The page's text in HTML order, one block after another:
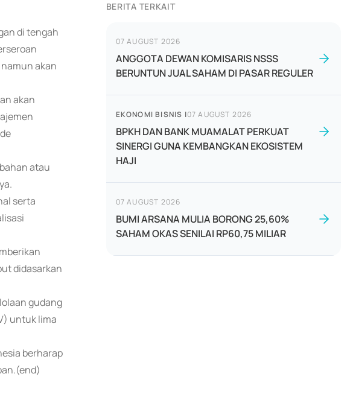
di tengah
akan
akan
atau
serta
didasarkan
gudang
untuk lima
berharap
BERITA TERKAIT
07 AUGUST 2026
ANGGOTA DEWAN KOMISARIS NSSS
BERUNTUN JUAL SAHAM DI PASAR REGULER
EKONOMI BISNIS |07 AUGUST 2026
BPKH DAN BANK MUAMALAT PERKUAT
SINERGI GUNA KEMBANGKAN EKOSISTEM
HAJI
07 AUGUST 2026
BUMI ARSANA MULIA BORONG 25,60%
SAHAM OKAS SENILAI RP60,75 MILIAR